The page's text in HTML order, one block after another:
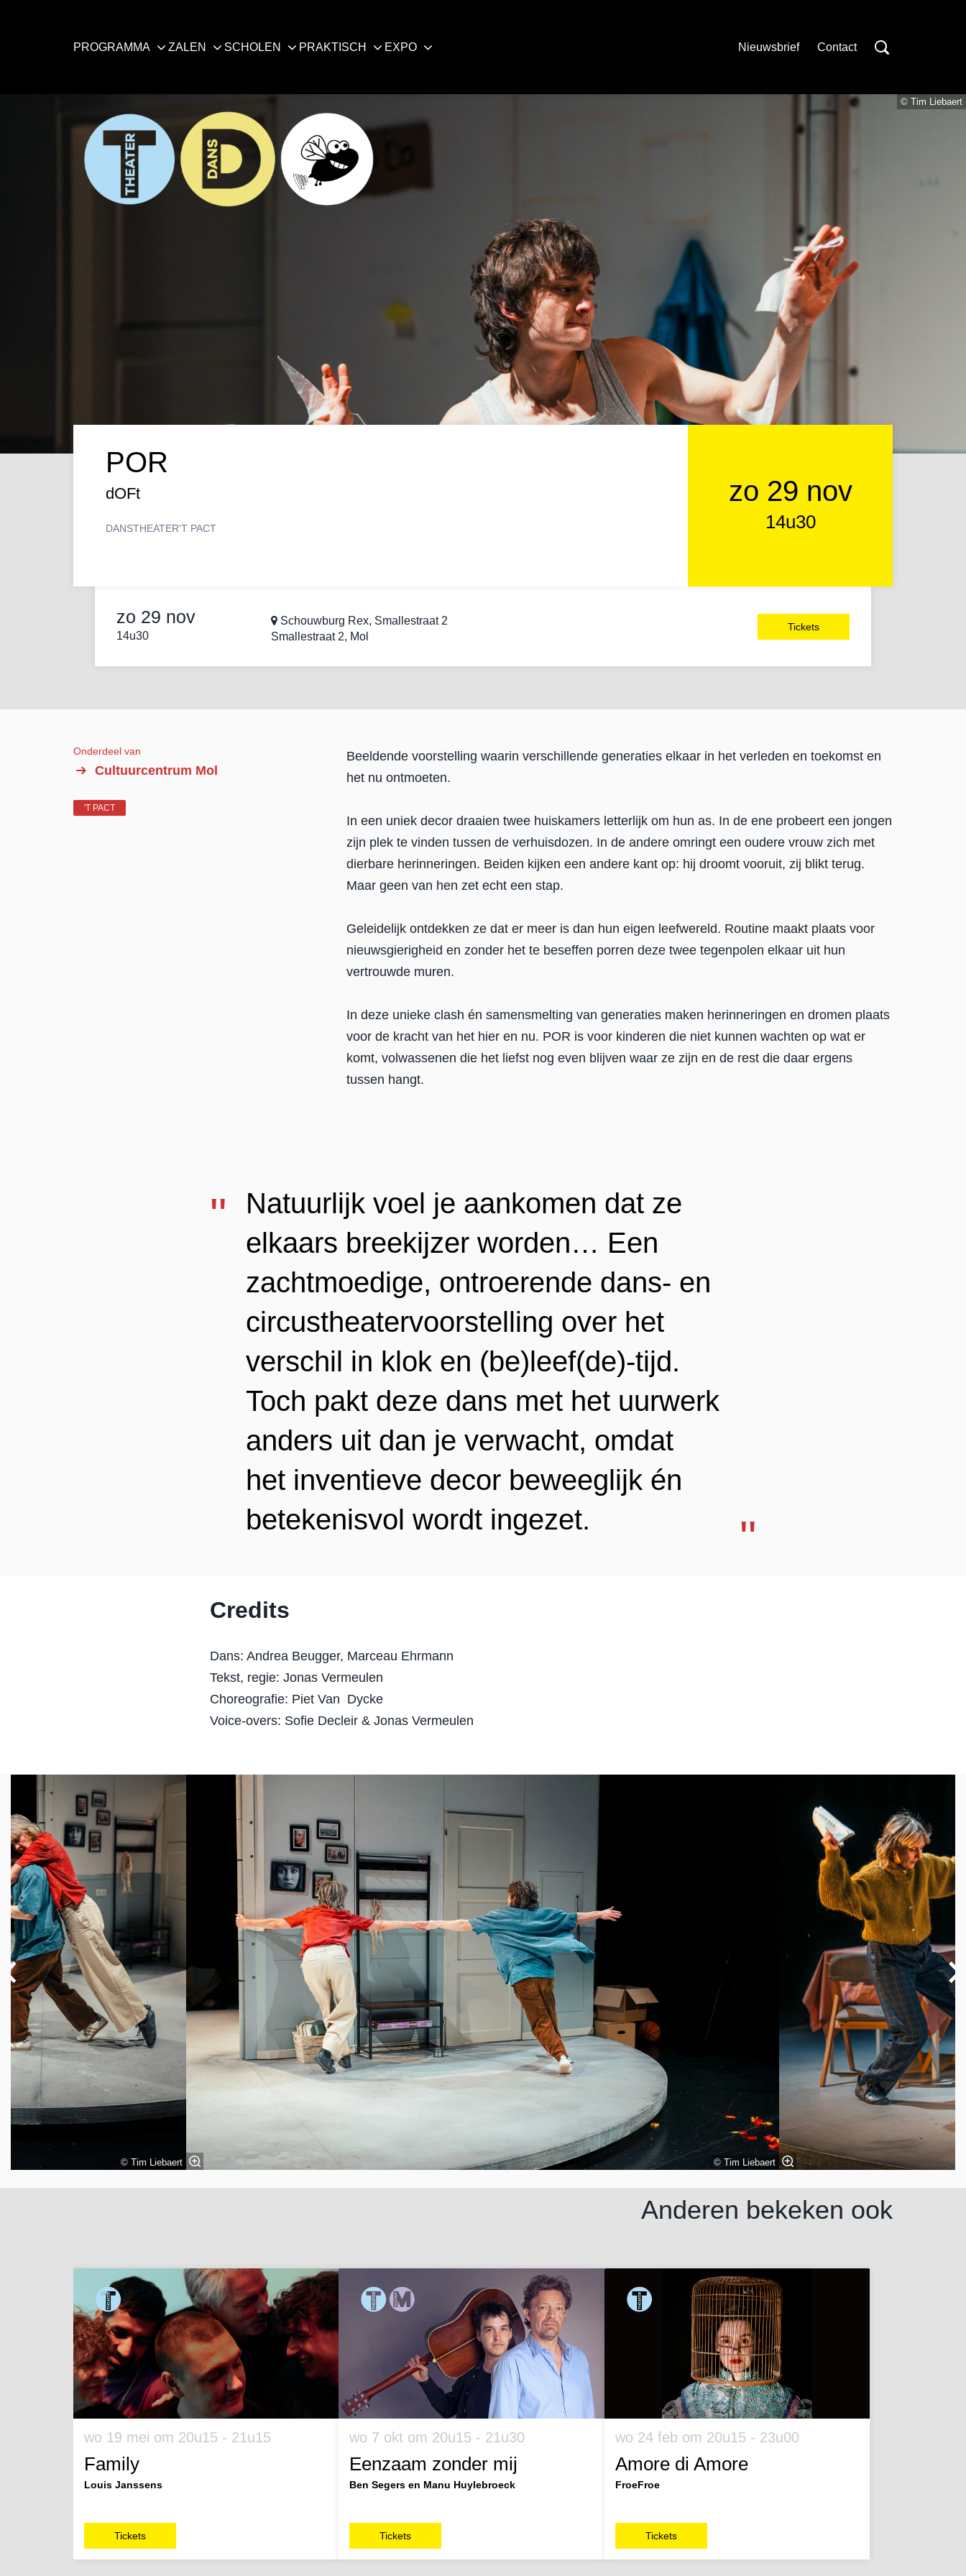
PROGRAMMA ZALEN SCHOLEN PRAKTISCH EXPO Nieuwsbrief Contact
© Tim Liebaert
POR
dOFt
DANSTHEATER'T PACT
zo 29 nov
14u30
zo 29 nov
14u30
Schouwburg Rex, Smallestraat 2
Smallestraat 2, Mol
Tickets
Beeldende voorstelling waarin verschillende generaties elkaar in het verleden en toekomst en
het nu ontmoeten.
In een uniek decor draaien twee huiskamers letterlijk om hun as. In de ene probeert een jongen
zijn plek te vinden tussen de verhuisdozen. In de andere omringt een oudere vrouw zich met
dierbare herinneringen. Beiden kijken een andere kant op: hij droomt vooruit, zij blikt terug.
Maar geen van hen zet echt een stap.
Geleidelijk ontdekken ze dat er meer is dan hun eigen leefwereld. Routine maakt plaats voor
nieuwsgierigheid en zonder het te beseffen porren deze twee tegenpolen elkaar uit hun
vertrouwde muren.
In deze unieke clash én samensmelting van generaties maken herinneringen en dromen plaats
voor de kracht van het hier en nu. POR is voor kinderen die niet kunnen wachten op wat er
komt, volwassenen die het liefst nog even blijven waar ze zijn en de rest die daar ergens
tussen hangt.
Onderdeel van
Cultuurcentrum Mol
'T PACT
Natuurlijk voel je aankomen dat ze
elkaars breekijzer worden… Een
zachtmoedige, ontroerende dans- en
circustheatervoorstelling over het
verschil in klok en (be)leef(de)-tijd.
Toch pakt deze dans met het uurwerk
anders uit dan je verwacht, omdat
het inventieve decor beweeglijk én
betekenisvol wordt ingezet.
Credits
Dans: Andrea Beugger, Marceau Ehrmann
Tekst, regie: Jonas Vermeulen
Choreografie: Piet Van Dycke
Voice-overs: Sofie Decleir & Jonas Vermeulen
© Tim Liebaert © Tim Liebaert
Inzoomen
Anderen bekeken ook
Family
Louis Janssens
wo 19 mei om 20u15 - 21u15
Tickets
Eenzaam zonder mij
Ben Segers en Manu Huylebroeck
wo 7 okt om 20u15 - 21u30
Tickets
Amore di Amore
FroeFroe
wo 24 feb om 20u15 - 23u00
Tickets